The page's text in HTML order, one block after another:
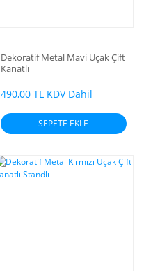
Dekoratif Metal Mavi Uçak Çift
Kanatlı
490,00 TL KDV Dahil
SEPETE EKLE